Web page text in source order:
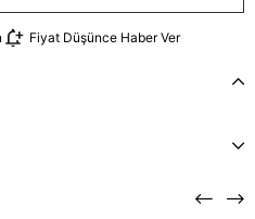
Fiyat Düşünce Haber Ver